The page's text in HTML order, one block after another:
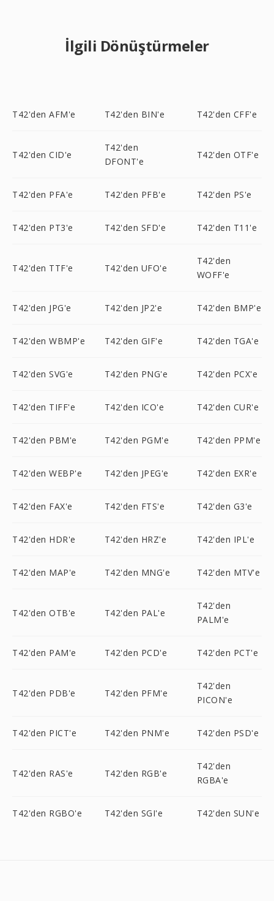
İlgili Dönüştürmeler
T42'den AFM'e T42'den BIN'e T42'den CFF'e
T42'den CID'e
T42'den
DFONT'e
T42'den OTF'e
T42'den PFA'e T42'den PFB'e T42'den PS'e
T42'den PT3'e T42'den SFD'e T42'den T11'e
T42'den TTF'e T42'den UFO'e
T42'den
WOFF'e
T42'den JPG'e T42'den JP2'e T42'den BMP'e
T42'den WBMP'e T42'den GIF'e T42'den TGA'e
T42'den SVG'e T42'den PNG'e T42'den PCX'e
T42'den TIFF'e T42'den ICO'e T42'den CUR'e
T42'den PBM'e T42'den PGM'e T42'den PPM'e
T42'den WEBP'e T42'den JPEG'e T42'den EXR'e
T42'den FAX'e T42'den FTS'e T42'den G3'e
T42'den HDR'e T42'den HRZ'e T42'den IPL'e
T42'den MAP'e T42'den MNG'e T42'den MTV'e
T42'den OTB'e T42'den PAL'e
T42'den
PALM'e
T42'den PAM'e T42'den PCD'e T42'den PCT'e
T42'den PDB'e T42'den PFM'e
T42'den
PICON'e
T42'den PICT'e T42'den PNM'e T42'den PSD'e
T42'den RAS'e T42'den RGB'e
T42'den
RGBA'e
T42'den RGBO'e T42'den SGI'e T42'den SUN'e